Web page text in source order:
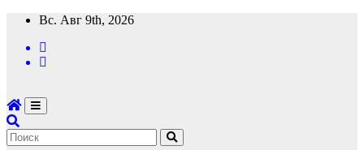
Перейти
содержимому
Вс. Авг 9th, 2026